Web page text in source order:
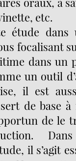
etc.
étude dans
focalisant
dans
un outil
il est
de base
de le
il s’agit